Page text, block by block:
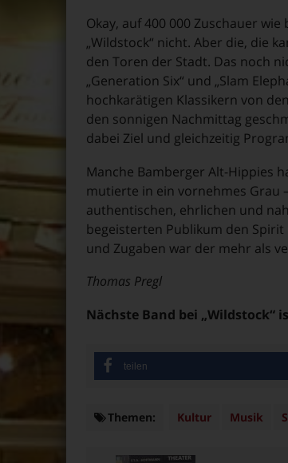
Okay, auf 400 000 Zuschauer
„Wildstock“ nicht. Aber die, die
den Toren der Stadt. Das noch
„Generation Six“ und „Slam
hochkarätigen Klassikern von
den sonnigen Nachmittag
dabei Ziel und gleichzeitig
Manche Bamberger Alt-Hippies
mutierte in ein vornehmes Grau
authentischen, ehrlichen und
begeisterten Publikum den
und Zugaben war der mehr als
Thomas Pregl
Nächste Band bei „Wildstock“
teilen
Themen: Themen
Kultur Musik